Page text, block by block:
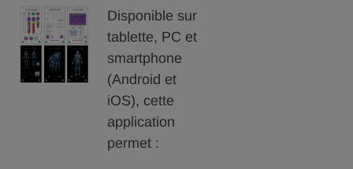
Disponible sur
tablette, PC et
smartphone
(Android et
iOS), cette
application
permet :